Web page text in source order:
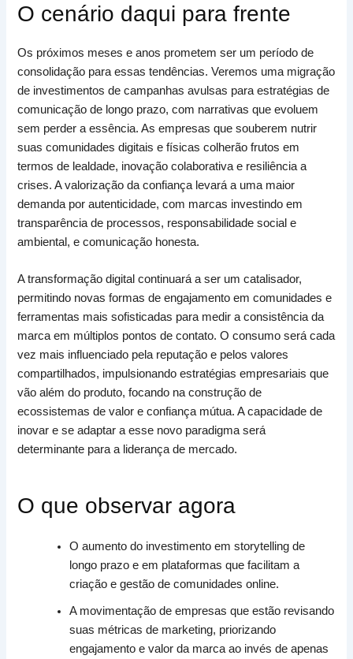
O cenário daqui para frente
Os próximos meses e anos prometem ser um período de
consolidação para essas tendências. Veremos uma migração
de investimentos de campanhas avulsas para estratégias de
comunicação de longo prazo, com narrativas que evoluem
sem perder a essência. As empresas que souberem nutrir
suas comunidades digitais e físicas colherão frutos em
termos de lealdade, inovação colaborativa e resiliência a
crises. A valorização da confiança levará a uma maior
demanda por autenticidade, com marcas investindo em
transparência de processos, responsabilidade social e
ambiental, e comunicação honesta.
A transformação digital continuará a ser um catalisador,
permitindo novas formas de engajamento em comunidades e
ferramentas mais sofisticadas para medir a consistência da
marca em múltiplos pontos de contato. O consumo será cada
vez mais influenciado pela reputação e pelos valores
compartilhados, impulsionando estratégias empresariais que
vão além do produto, focando na construção de
ecossistemas de valor e confiança mútua. A capacidade de
inovar e se adaptar a esse novo paradigma será
determinante para a liderança de mercado.
O que observar agora
O aumento do investimento em storytelling de
longo prazo e em plataformas que facilitam a
criação e gestão de comunidades online.
A movimentação de empresas que estão revisando
suas métricas de marketing, priorizando
engajamento e valor da marca ao invés de apenas